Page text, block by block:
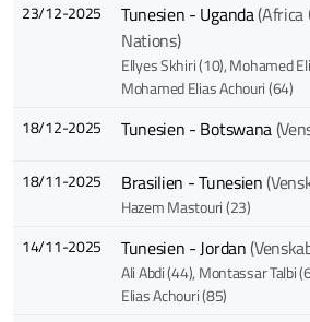
23/12-2025 Tunesien - Uganda(Africa
Nations)
Ellyes Skhiri (10), Mohamed
Mohamed Elias Achouri (64)
18/12-2025 Tunesien - Botswana
18/11-2025 Brasilien - Tunesien
Hazem Mastouri (23)
14/11-2025 Tunesien - Jordan
Ali Abdi (44), Montassar Talbi
Elias Achouri (85)